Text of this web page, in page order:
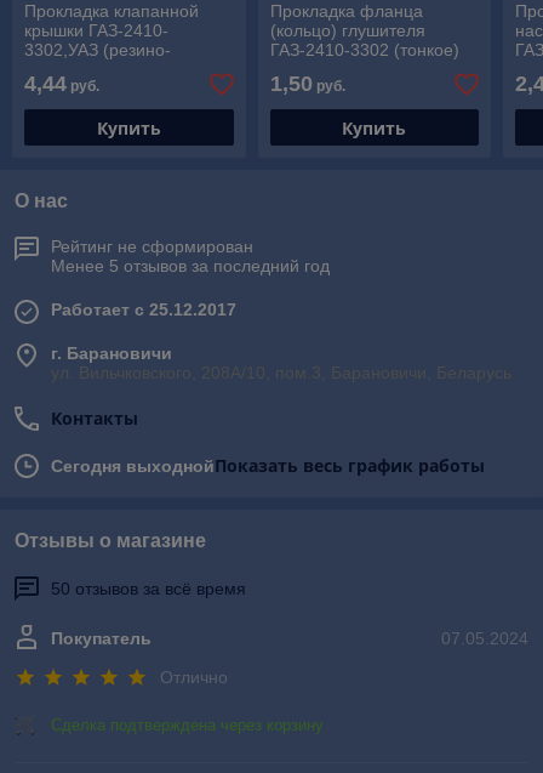
Прокладка клапанной
крышки ГАЗ-2410-
3302,УАЗ (резино-
4,44 руб.
Купить
Прокладка фланца
(кольцо) глушителя
ГАЗ-2410-3302 (тонкое)
1,50 руб.
Купить
О нас
Рейтинг не сформирован
Менее 5 отзывов за последний год
Работает с 25.12.2017
г. Барановичи
ул. Вильчковского, 208А/10, пом.3, Барановичи, Беларусь
Контакты
Сегодня выходнойПоказать весь график работы
Отзывы о магазине
50 отзывов за всё время
07.05.2024
Покупатель
Отлично
Сделка подтверждена через корзину